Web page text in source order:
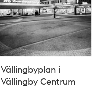
Vällingbyplan i
Vällingby Centrum